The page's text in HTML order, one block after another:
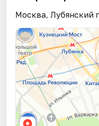
Москва, Лубянский